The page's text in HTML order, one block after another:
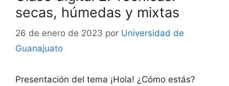
secas, húmedas y mixtas
26 de enero de 2023 por Universidad de
Guanajuato
Presentación del tema ¡Hola! ¿Cómo estás?